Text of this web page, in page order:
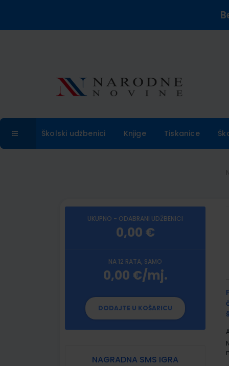
Školski udžbenici Knjige Tiskanice
UKUPNO - ODABRANI UDŽBENICI
0,00 €
NA 12 RATA, SAMO
0,00 €/mj.
DODAJTE U KOŠARICU
NAGRADNA SMS IGRA